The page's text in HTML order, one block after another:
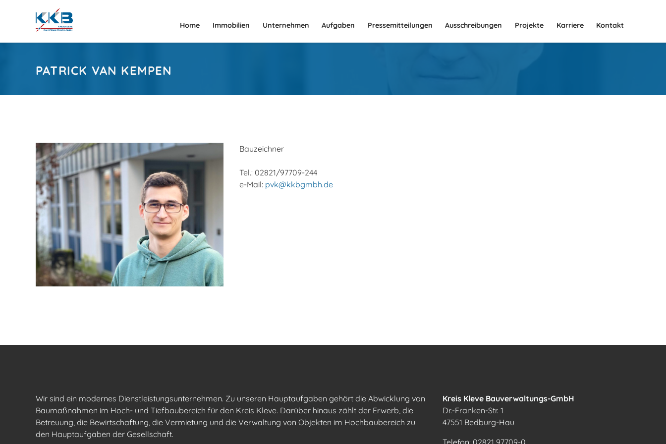
Home Immobilien Unternehmen Aufgaben Pressemitteilungen Ausschreibungen Projekte Karriere Kontakt
PATRICK VAN KEMPEN
Bauzeichner
Tel.: 02821/97709-244
e-Mail: pvk@kkbgmbh.de
Wir sind ein modernes Dienstleistungsunternehmen. Zu unseren Hauptaufgaben gehört die Abwicklung von
Baumaßnahmen im Hoch- und Tiefbaubereich für den Kreis Kleve. Darüber hinaus zählt der Erwerb, die
Betreuung, die Bewirtschaftung, die Vermietung und die Verwaltung von Objekten im Hochbaubereich zu
den Hauptaufgaben der Gesellschaft.
Kreis Kleve Bauverwaltungs-GmbH
Dr.-Franken-Str. 1
47551 Bedburg-Hau
Telefon: 02821 97709-0